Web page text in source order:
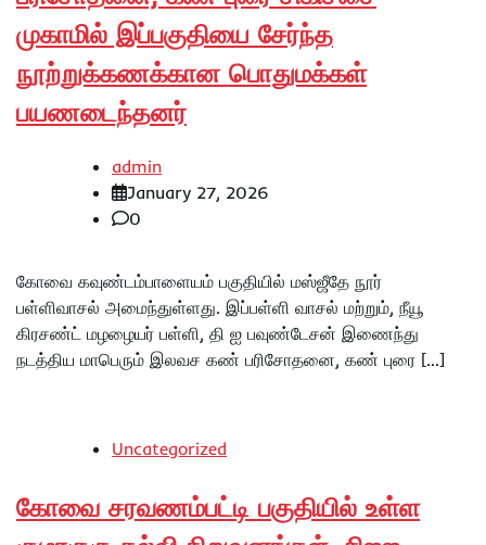
முகாமில் இப்பகுதியை சேர்ந்த
நூற்றுக்கணக்கான பொதுமக்கள்
பயணடைந்தனர்
admin
January 27, 2026
0
கோவை கவுண்டம்பாளையம் பகுதியில் மஸ்ஜீதே நூர்
பள்ளிவாசல் அமைந்துள்ளது. இப்பள்ளி வாசல் மற்றும், நீயூ
கிரசண்ட் மழழையர் பள்ளி, தி ஐ பவுண்டேசன் இணைந்து
நடத்திய மாபெரும் இலவச கண் பரிசோதனை, கண் புரை […]
Uncategorized
கோவை சரவணம்பட்டி பகுதியில் உள்ள